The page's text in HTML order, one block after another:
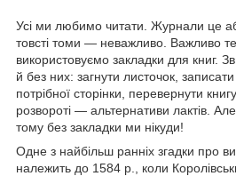
Усі ми любимо читати. Журнали це
товсті томи — неважливо. Важливо
використовуємо закладки для книг.
й без них: загнути листочок,
потрібної сторінки, перевернути
розвороті — альтернативи лактів.
тому без закладки ми нікуди!
Одне з найбільш ранніх згадки про
належить до 1584 р., коли